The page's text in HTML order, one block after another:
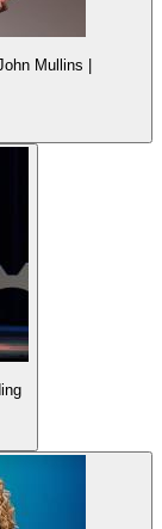
Mullins |